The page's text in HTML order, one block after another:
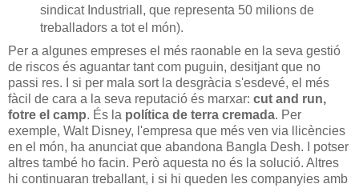
sindicat Industriall, que representa 50 milions de
treballadors a tot el món).
Per a algunes empreses el més raonable en la seva gestió
de riscos és aguantar tant com puguin, desitjant que no
passi res. I si per mala sort la desgràcia s'esdevé, el més
fàcil de cara a la seva reputació és marxar: cut and run,
fotre el camp. És la política de terra cremada. Per
exemple, Walt Disney, l'empresa que més ven via llicències
en el món, ha anunciat que abandona Bangla Desh. I potser
altres també ho facin. Però aquesta no és la solució. Altres
hi continuaran treballant, i si hi queden les companyies amb